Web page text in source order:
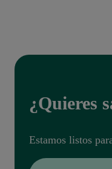
estricta política de
¿Quieres
Estamos listos